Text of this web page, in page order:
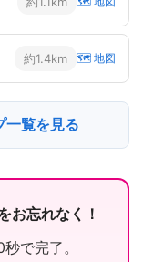
約1.4km 🗺 地図
一覧を見る
お忘れなく！
で完了。